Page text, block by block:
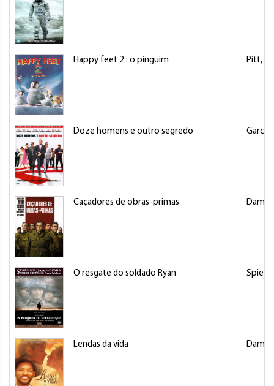
Happy feet 2 : o pinguim Pitt,
Doze homens e outro segredo
Caçadores de obras-primas
O resgate do soldado Ryan
Lendas da vida